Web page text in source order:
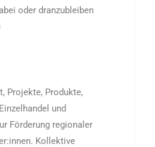
oder dranzubleiben
Projekte, Produkte,
und
Förderung regionaler
Kollektive